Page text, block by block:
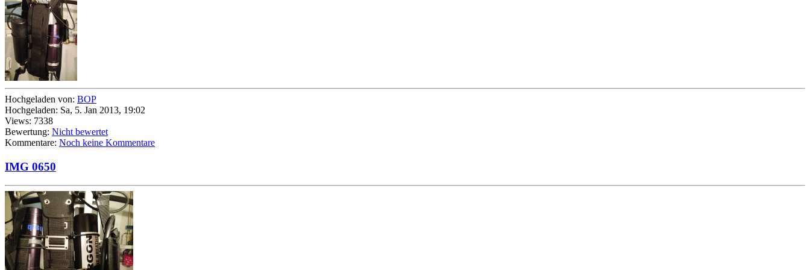
Hochgeladen von: BOP
Hochgeladen: Sa, 5. Jan 2013, 19:02
Views: 7338
Bewertung: Nicht bewertet
Kommentare: Noch keine Kommentare
IMG 0650